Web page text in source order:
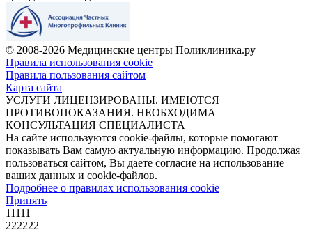
© 2008-2026 Медицинские центры Поликлиника.ру
Правила использования cookie
Правила пользования сайтом
Карта сайта
УСЛУГИ ЛИЦЕНЗИРОВАНЫ. ИМЕЮТСЯ
ПРОТИВОПОКАЗАНИЯ. НЕОБХОДИМА
КОНСУЛЬТАЦИЯ СПЕЦИАЛИСТА
На сайте используются cookie-файлы, которые помогают
показывать Вам самую актуальную информацию. Продолжая
пользоваться сайтом, Вы даете согласие на использование
ваших данных и cookie-файлов.
Подробнее о правилах использования cookie
Принять
11111
222222